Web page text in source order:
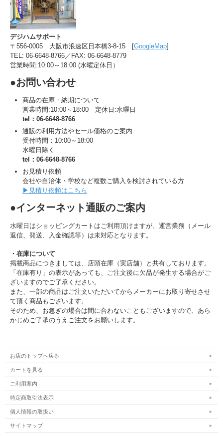
デジハムサポート
〒556-0005 大阪市浪速区日本橋3-8-15 [GoogleMap]
TEL: 06-6648-8766／FAX: 06-6648-8779
営業時間:10:00～18:00 (水曜定休日）
●お問い合わせ
商品の在庫・納期について
営業時間:10:00～18:00 定休日:水曜日
tel：06-6648-8766
通販の利用方法やセール価格のご案内
受付時間：10:00～18:00
水曜日除く
tel：06-6648-8766
お見積り依頼
会社や自治体・学校など複数ご購入を検討されている方
▶見積り依頼はこちら
●インターネット通販のご案内
水曜日はショッピングカートはご利用頂けますが、運営業務（メール
返信、発送、入金確認等）は未対応となります。
・在庫について
掲載商品につきましては、店頭在庫（実店舗）と共有しております。
「在庫有り」の表示があっても、ご注文後に欠品が発生する場合がご
ざいますのでご了承ください。
また、一部の商品はご注文いただいてからメーカーにお取り寄せさせ
て頂く商品もございます。
そのため、お急ぎの場合は間に合わないこともございますので、あら
かじめご了承のうえご注文をお願いします。
お店のトップへ戻る
カートを見る
ご利用案内
特定商取引法表示
個人情報の取扱い
サイトマップ